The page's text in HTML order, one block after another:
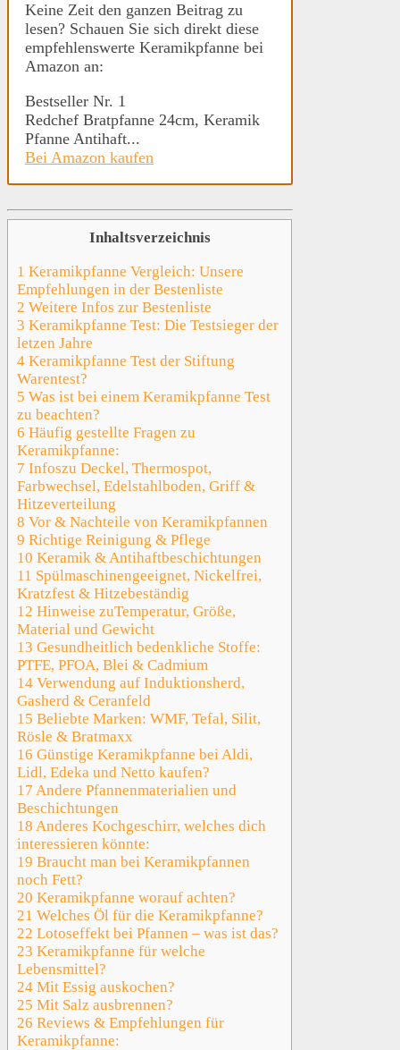
Keine Zeit den ganzen Beitrag zu
lesen? Schauen Sie sich direkt diese
empfehlenswerte Keramikpfanne bei
Amazon an:
Bestseller Nr. 1
Redchef Bratpfanne 24cm, Keramik
Pfanne Antihaft...
Bei Amazon kaufen
Inhaltsverzeichnis
1 Keramikpfanne Vergleich: Unsere
Empfehlungen in der Bestenliste
2 Weitere Infos zur Bestenliste
3 Keramikpfanne Test: Die Testsieger der
letzen Jahre
4 Keramikpfanne Test der Stiftung
Warentest?
5 Was ist bei einem Keramikpfanne Test
zu beachten?
6 Häufig gestellte Fragen zu
Keramikpfanne:
7 Infoszu Deckel, Thermospot,
Farbwechsel, Edelstahlboden, Griff &
Hitzeverteilung
8 Vor & Nachteile von Keramikpfannen
9 Richtige Reinigung & Pflege
10 Keramik & Antihaftbeschichtungen
11 Spülmaschinengeeignet, Nickelfrei,
Kratzfest & Hitzebeständig
12 Hinweise zuTemperatur, Größe,
Material und Gewicht
13 Gesundheitlich bedenkliche Stoffe:
PTFE, PFOA, Blei & Cadmium
14 Verwendung auf Induktionsherd,
Gasherd & Ceranfeld
15 Beliebte Marken: WMF, Tefal, Silit,
Rösle & Bratmaxx
16 Günstige Keramikpfanne bei Aldi,
Lidl, Edeka und Netto kaufen?
17 Andere Pfannenmaterialien und
Beschichtungen
18 Anderes Kochgeschirr, welches dich
interessieren könnte:
19 Braucht man bei Keramikpfannen
noch Fett?
20 Keramikpfanne worauf achten?
21 Welches Öl für die Keramikpfanne?
22 Lotoseffekt bei Pfannen – was ist das?
23 Keramikpfanne für welche
Lebensmittel?
24 Mit Essig auskochen?
25 Mit Salz ausbrennen?
26 Reviews & Empfehlungen für
Keramikpfanne: